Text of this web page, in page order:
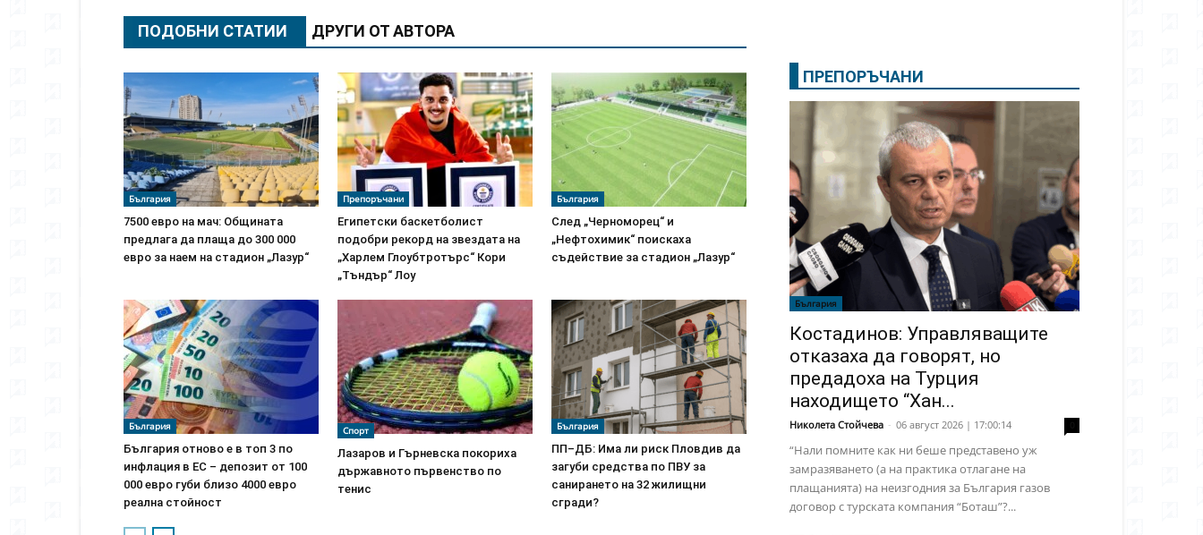
ПОДОБНИ СТАТИИ ДРУГИ ОТ АВТОРА
България
7500 евро на мач: Общината
предлага да плаща до 300 000
евро за наем на стадион „Лазур“
Препоръчани
Египетски баскетболист
подобри рекорд на звездата на
„Харлем Глоубтротърс“ Кори
„Тъндър“ Лоу
България
След „Черноморец“ и
„Нефтохимик“ поискаха
съдействие за стадион „Лазур“
България
България отново е в топ 3 по
инфлация в ЕС – депозит от 100
000 евро губи близо 4000 евро
реална стойност
Спорт
Лазаров и Гърневска покориха
държавното първенство по
тенис
България
ПП–ДБ: Има ли риск Пловдив да
загуби средства по ПВУ за
санирането на 32 жилищни
сгради?
ПРЕПОРЪЧАНИ
България
Костадинов: Управляващите
отказаха да говорят, но
предадоха на Турция
находището “Хан...
Николета Стойчева - 06 август 2026 | 17:00:14
“Нали помните как ни беше представено уж
замразяването (а на практика отлагане на
плащанията) на неизгодния за България газов
договор с турската компания “Боташ”?...